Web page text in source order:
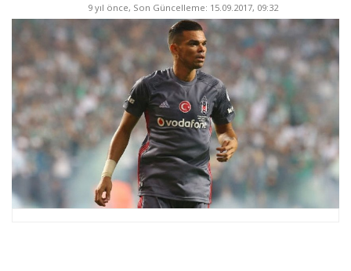
9 yıl önce, Son Güncelleme: 15.09.2017, 09:32